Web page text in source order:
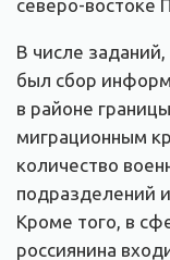
северо-востоке
В числе
был сбор
в районе
миграционным
количество
подразделений
Кроме того, в
россиянина